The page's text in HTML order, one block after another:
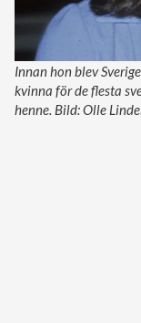
Innan hon blev
kvinna för de flesta
henne. Bild: Olle